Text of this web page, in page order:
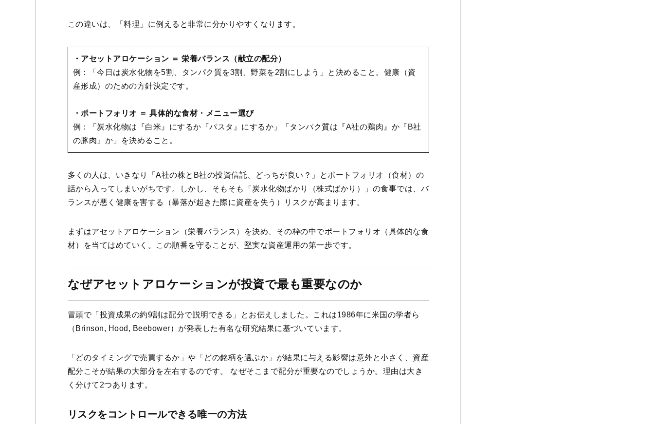
この違いは、「料理」に例えると非常に分かりやすくなります。
・アセットアロケーション ＝ 栄養バランス（献立の配分）
例：「今日は炭水化物を5割、タンパク質を3割、野菜を2割にしよう」と決めること。健康（資
産形成）のための方針決定です。
・ポートフォリオ ＝ 具体的な食材・メニュー選び
例：「炭水化物は『白米』にするか『パスタ』にするか」「タンパク質は『A社の鶏肉』か『B社
の豚肉』か」を決めること。
多くの人は、いきなり「A社の株とB社の投資信託、どっちが良い？」とポートフォリオ（食材）の
話から入ってしまいがちです。しかし、そもそも「炭水化物ばかり（株式ばかり）」の食事では、バ
ランスが悪く健康を害する（暴落が起きた際に資産を失う）リスクが高まります。
まずはアセットアロケーション（栄養バランス）を決め、その枠の中でポートフォリオ（具体的な食
材）を当てはめていく。この順番を守ることが、堅実な資産運用の第一歩です。
なぜアセットアロケーションが投資で最も重要なのか
冒頭で「投資成果の約9割は配分で説明できる」とお伝えしました。これは1986年に米国の学者ら
（Brinson, Hood, Beebower）が発表した有名な研究結果に基づいています。
「どのタイミングで売買するか」や「どの銘柄を選ぶか」が結果に与える影響は意外と小さく、資産
配分こそが結果の大部分を左右するのです。 なぜそこまで配分が重要なのでしょうか。理由は大き
く分けて2つあります。
リスクをコントロールできる唯一の方法